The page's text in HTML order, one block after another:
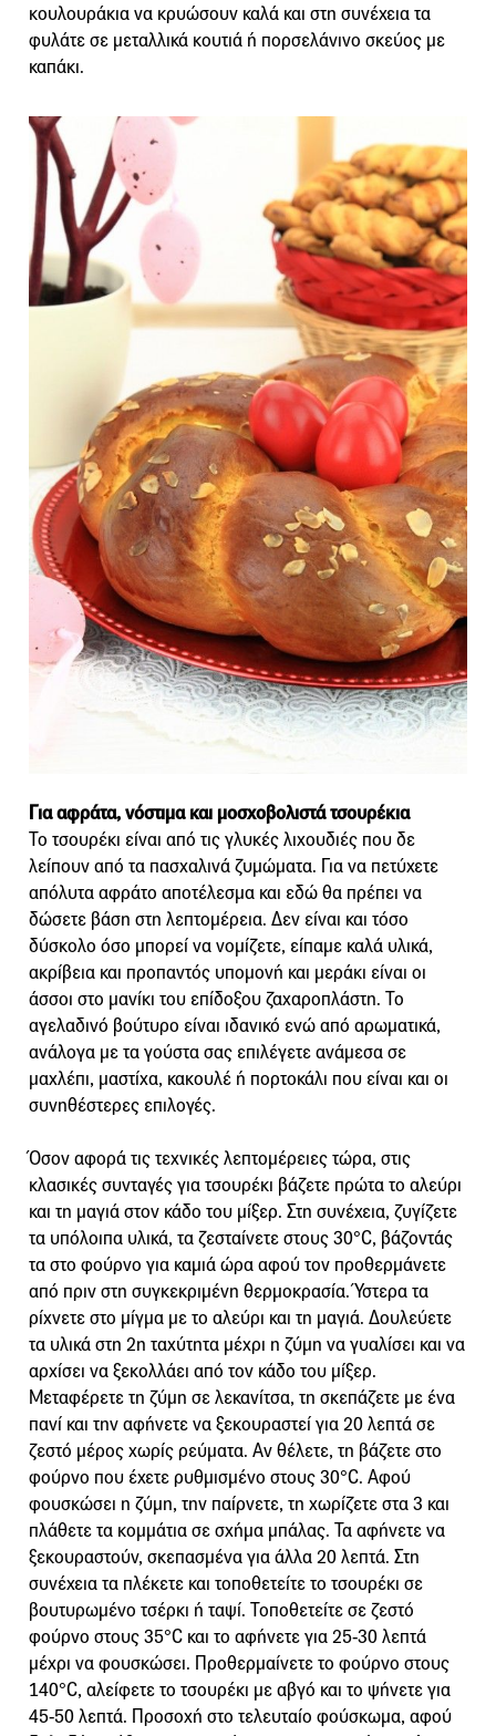
κουλουράκια να κρυώσουν καλά και στη συνέχεια τα
φυλάτε σε μεταλλικά κουτιά ή πορσελάνινο σκεύος με
καπάκι.
Για αφράτα, νόστιμα και μοσχοβολιστά τσουρέκια
Το τσουρέκι είναι από τις γλυκές λιχουδιές που δε
λείπουν από τα πασχαλινά ζυμώματα. Για να πετύχετε
απόλυτα αφράτο αποτέλεσμα και εδώ θα πρέπει να
δώσετε βάση στη λεπτομέρεια. Δεν είναι και τόσο
δύσκολο όσο μπορεί να νομίζετε, είπαμε καλά υλικά,
ακρίβεια και προπαντός υπομονή και μεράκι είναι οι
άσσοι στο μανίκι του επίδοξου ζαχαροπλάστη. Το
αγελαδινό βούτυρο είναι ιδανικό ενώ από αρωματικά,
ανάλογα με τα γούστα σας επιλέγετε ανάμεσα σε
μαχλέπι, μαστίχα, κακουλέ ή πορτοκάλι που είναι και οι
συνηθέστερες επιλογές.
Όσον αφορά τις τεχνικές λεπτομέρειες τώρα, στις
κλασικές συνταγές για τσουρέκι βάζετε πρώτα το αλεύρι
και τη μαγιά στον κάδο του μίξερ. Στη συνέχεια, ζυγίζετε
τα υπόλοιπα υλικά, τα ζεσταίνετε στους 30°C, βάζοντάς
τα στο φούρνο για καμιά ώρα αφού τον προθερμάνετε
από πριν στη συγκεκριμένη θερμοκρασία. Ύστερα τα
ρίχνετε στο μίγμα με το αλεύρι και τη μαγιά. Δουλεύετε
τα υλικά στη 2η ταχύτητα μέχρι η ζύμη να γυαλίσει και να
αρχίσει να ξεκολλάει από τον κάδο του μίξερ.
Μεταφέρετε τη ζύμη σε λεκανίτσα, τη σκεπάζετε με ένα
πανί και την αφήνετε να ξεκουραστεί για 20 λεπτά σε
ζεστό μέρος χωρίς ρεύματα. Αν θέλετε, τη βάζετε στο
φούρνο που έχετε ρυθμισμένο στους 30°C. Αφού
φουσκώσει η ζύμη, την παίρνετε, τη χωρίζετε στα 3 και
πλάθετε τα κομμάτια σε σχήμα μπάλας. Τα αφήνετε να
ξεκουραστούν, σκεπασμένα για άλλα 20 λεπτά. Στη
συνέχεια τα πλέκετε και τοποθετείτε το τσουρέκι σε
βουτυρωμένο τσέρκι ή ταψί. Τοποθετείτε σε ζεστό
φούρνο στους 35°C και το αφήνετε για 25-30 λεπτά
μέχρι να φουσκώσει. Προθερμαίνετε το φούρνο στους
140°C, αλείφετε το τσουρέκι με αβγό και το ψήνετε για
45-50 λεπτά. Προσοχή στο τελευταίο φούσκωμα, αφού